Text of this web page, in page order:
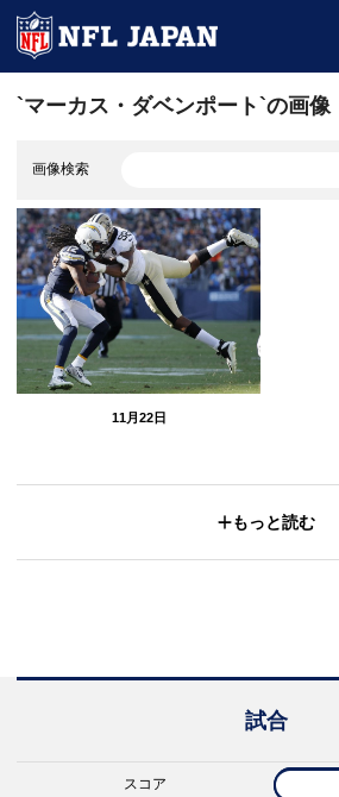
`マーカス・ダベンポート`の画像
画像検索
11月22日
もっと読む
試合
スコア